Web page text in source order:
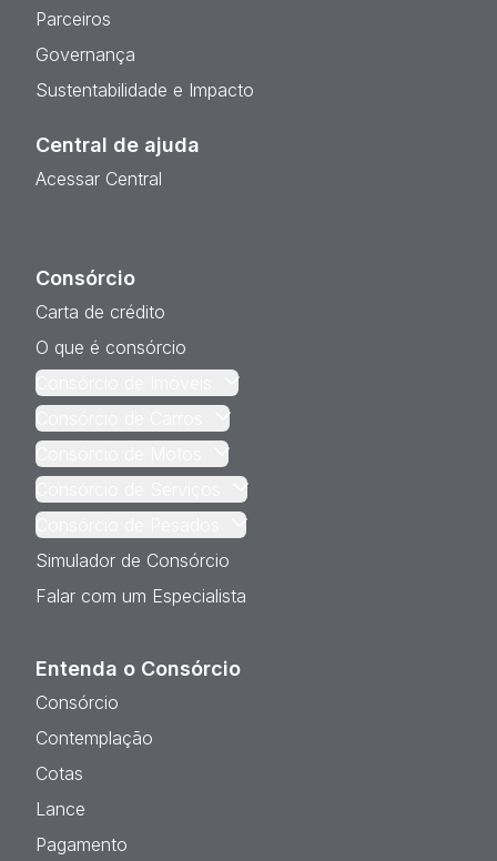
Parceiros
Governança
Sustentabilidade e Impacto
Central de ajuda
Acessar Central
Consórcio
Carta de crédito
O que é consórcio
Consórcio de Imóveis
Consórcio de Carros
Consórcio de Motos
Consórcio de Serviços
Consórcio de Pesados
Simulador de Consórcio
Falar com um Especialista
Entenda o Consórcio
Consórcio
Contemplação
Cotas
Lance
Pagamento